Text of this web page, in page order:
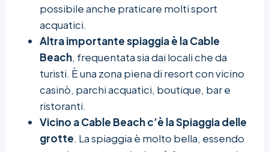
possibile anche praticare molti sport
acquatici.
Altra importante spiaggia è la Cable
Beach, frequentata sia dai locali che da
turisti. È una zona piena di resort con vicino
casinò, parchi acquatici, boutique, bar e
ristoranti.
Vicino a Cable Beach c’è la Spiaggia delle
grotte. La spiaggia è molto bella, essendo